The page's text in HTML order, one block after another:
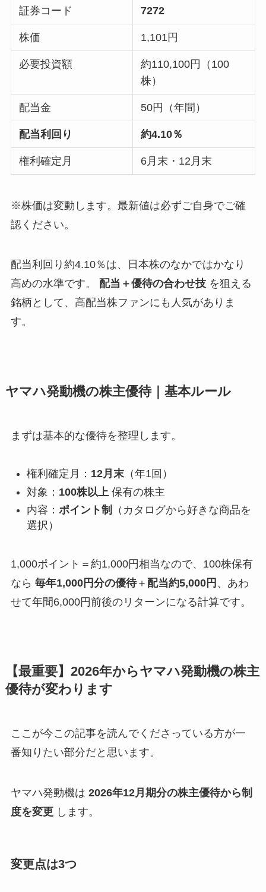
証券コード 7272
株価 1,101円
必要投資額
約110,100円（100
株）
配当金 50円（年間）
配当利回り 約4.10％
権利確定月 6月末・12月末
※株価は変動します。最新値は必ずご自身でご確
認ください。
配当利回り約4.10％は、日本株のなかではかなり
高めの水準です。 配当＋優待の合わせ技を狙える
銘柄として、高配当株ファンにも人気がありま
す。
ヤマハ発動機の株主優待｜基本ルール
まずは基本的な優待を整理します。
権利確定月： 12月末（年1回）
対象： 100株以上 保有の株主
内容： ポイント制
（カタログから好きな商品を
選択）
1,000ポイント＝約1,000円相当なので、100株保有
なら 毎年1,000円分の優待＋ 配当約5,000円 、あわ
せて年間6,000円前後のリターンになる計算です。
【最重要】2026年からヤマハ発動機の株主
優待が変わります
ここが今この記事を読んでくださっている方が一
番知りたい部分だと思います。
ヤマハ発動機は 2026年12月期分の株主優待から制
度を変更します。
変更点は3つ